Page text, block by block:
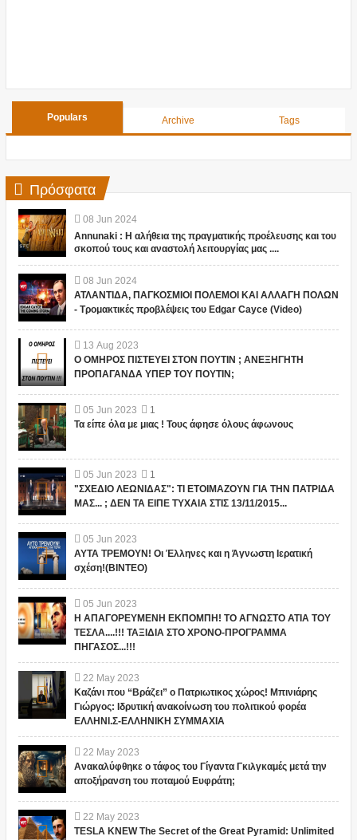
Populars Archive Tags
Πρόσφατα
08 Jun 2024
Annunaki : Η αλήθεια της πραγματικής προέλευσης και του
σκοπού τους και αναστολή λειτουργίας μας ....
08 Jun 2024
ΑΤΛΑΝΤΙΔΑ, ΠΑΓΚΟΣΜΙΟΙ ΠΟΛΕΜΟΙ ΚΑΙ ΑΛΛΑΓΗ ΠΟΛΩΝ
- Τρομακτικές προβλέψεις του Edgar Cayce (Video)
13 Aug 2023
Ο ΟΜΗΡΟΣ ΠΙΣΤΕΥΕΙ ΣΤΟΝ ΠΟΥΤΙΝ ; ΑΝΕΞΗΓΗΤΗ
ΠΡΟΠΑΓΑΝΔΑ ΥΠΕΡ ΤΟΥ ΠΟΥΤΙΝ;
05 Jun 2023
1
Τα είπε όλα με μιας ! Τους άφησε όλους άφωνους
05 Jun 2023
1
"ΣΧΕΔΙΟ ΛΕΩΝΙΔΑΣ": ΤΙ ΕΤΟΙΜΑΖΟΥΝ ΓΙΑ ΤΗΝ ΠΑΤΡΙΔΑ
ΜΑΣ... ; ΔΕΝ ΤΑ ΕΙΠΕ ΤΥΧΑΙΑ ΣΤΙΣ 13/11/2015...
05 Jun 2023
ΑΥΤΑ ΤΡΕΜΟΥΝ! Οι Έλληνες και η Άγνωστη Ιερατική
σχέση!(ΒΙΝΤΕΟ)
05 Jun 2023
Η ΑΠΑΓΟΡΕΥΜΕΝΗ ΕΚΠΟΜΠΗ! ΤΟ ΑΓΝΩΣΤΟ ΑΤΙΑ ΤΟΥ
ΤΕΣΛΑ....!!! ΤΑΞΙΔΙΑ ΣΤΟ ΧΡΟΝΟ-ΠΡΟΓΡΑΜΜΑ
ΠΗΓΑΣΟΣ...!!!
22 May 2023
Καζάνι που “Βράζει” ο Πατριωτικος χώρος! Μπινιάρης
Γιώργος: Ιδρυτική ανακοίνωση του πολιτικού φορέα
ΕΛΛΗΝΙ.Σ-ΕΛΛΗΝΙΚΗ ΣΥΜΜΑΧΙΑ
22 May 2023
Ανακαλύφθηκε ο τάφος του Γίγαντα Γκιλγκαμές μετά την
αποξήρανση του ποταμού Ευφράτη;
22 May 2023
TESLA KNEW The Secret of the Great Pyramid: Unlimited